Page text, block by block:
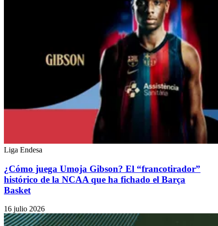
Liga Endesa
¿Cómo juega Umoja Gibson? El “francotirador”
histórico de la NCAA que ha fichado el Barça
Basket
16 julio 2026